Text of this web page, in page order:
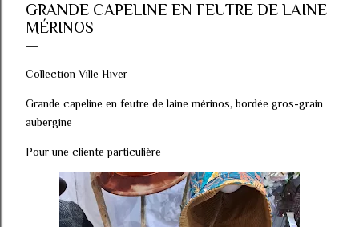
GRANDE CAPELINE EN FEUTRE DE LAINE
MÉRINOS
Collection Ville Hiver
Grande capeline en feutre de laine mérinos, bordée gros-grain
aubergine
Pour une cliente particulière